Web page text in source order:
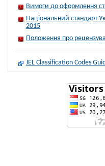
Вимоги до оформлення
Національний стандарт
2015
Положення про
JEL Classification Codes